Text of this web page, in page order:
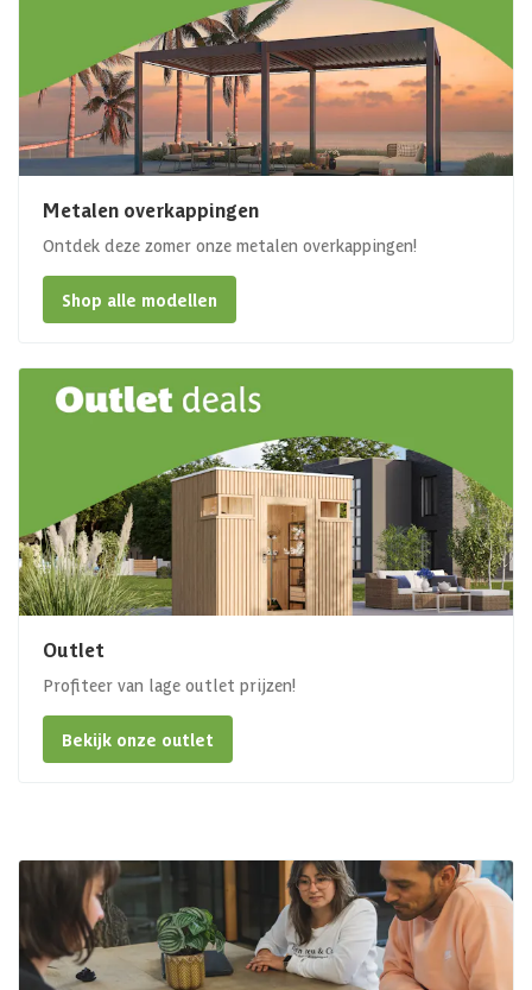
Metalen overkappingen
Ontdek deze zomer onze metalen overkappingen!
Shop alle modellen
Outlet
Profiteer van lage outlet prijzen!
Bekijk onze outlet